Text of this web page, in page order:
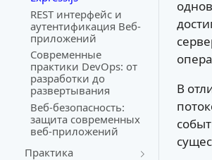
REST интерфейс и
аутентификация Веб-
приложений
Современные
практики DevOps: от
разработки до
развертывания
Веб-безопасность:
защита современных
веб-приложений
Практика
В